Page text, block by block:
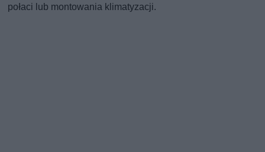
połaci lub montowania klimatyzacji.